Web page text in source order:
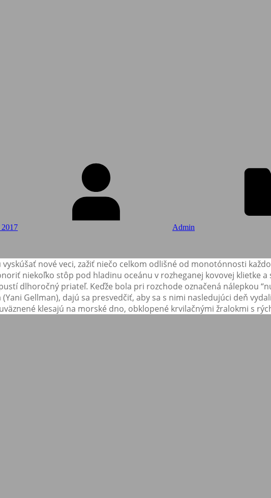
2017 Admin
nové veci, zažiť niečo celkom odlišné od monotónnosti
niekoľko stôp pod hladinu oceánu v rozheganej kovovej klietke
dlhoročný priateľ. Keďže bola pri rozchode označená nálepkou
Gellman), dajú sa presvedčiť, aby sa s nimi nasledujúci deň
klesajú na morské dno, obklopené krvilačnými žralokmi s